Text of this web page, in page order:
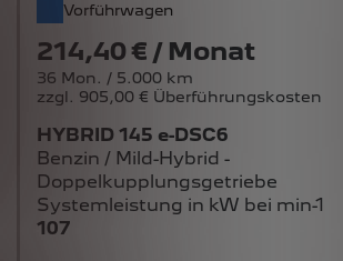
Vorführwagen
214,40 € / Monat
36 Mon. / 5.000 km
zzgl. 905,00 € Überführungskosten
HYBRID 145 e-DSC6
Benzin / Mild-Hybrid -
Doppelkupplungsgetriebe
Systemleistung in kW bei min-1
107